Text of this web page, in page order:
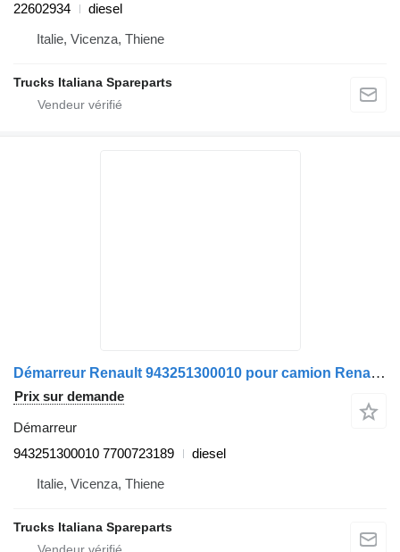
22602934
diesel
Italie, Vicenza, Thiene
Trucks Italiana Spareparts
Démarreur Renault 943251300010 pour camion Renault B MESSANGER
Prix sur demande
Démarreur
943251300010 7700723189
diesel
Italie, Vicenza, Thiene
Trucks Italiana Spareparts